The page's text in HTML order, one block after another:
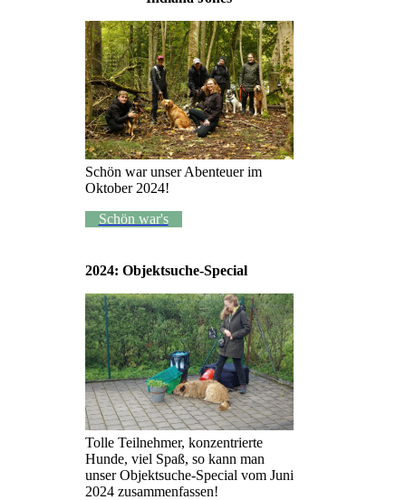
Schön war unser Abenteuer im
Oktober 2024!
Schön war's
2024: Objektsuche-Special
Tolle Teilnehmer, konzentrierte
Hunde, viel Spaß, so kann man
unser Objektsuche-Special vom Juni
2024 zusammenfassen!